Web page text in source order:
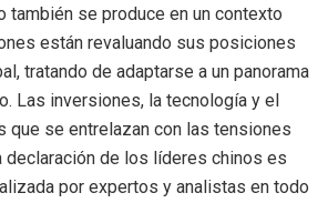
también se produce en un contexto
están revaluando sus posiciones
tratando de adaptarse a un panorama
Las inversiones, la tecnología y el
que se entrelazan con las tensiones
declaración de los líderes chinos es
por expertos y analistas en todo